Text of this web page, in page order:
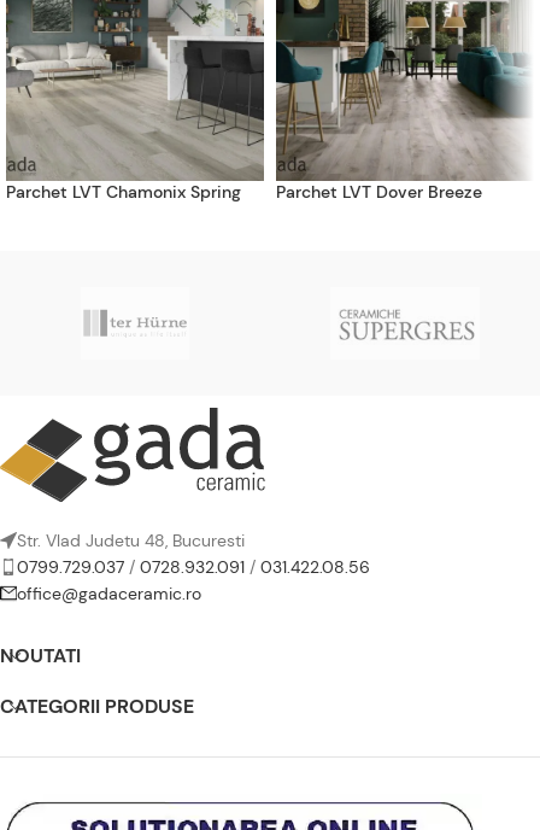
Parchet LVT Chamonix Spring Parchet LVT Dover Breeze
Str. Vlad Judetu 48, Bucuresti
0799.729.037 / 0728.932.091 / 031.422.08.56
office@gadaceramic.ro
NOUTATI
CATEGORII PRODUSE